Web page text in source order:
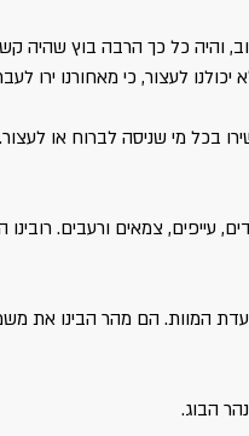
והיה כל כך הרבה בוץ שהיה
לעצור, כי מאחורנו ירו
עייפים, צמאים ורעבים.
המוות. הם מהר הבינו את